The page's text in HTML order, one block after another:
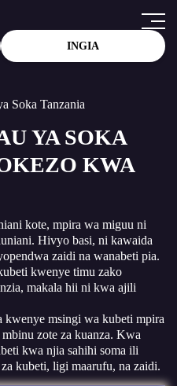
INGIA
Soka Tanzania
YA SOKA
KWA
kote, mpira wa miguu ni
Hivyo basi, ni kawaida
zaidi na wanabeti pia.
kwenye timu zako
makala hii ni kwa ajili
kwenye msingi wa kubeti mpira
zote za kuanza. Kwa
kwa njia sahihi soma ili
kubeti, ligi maarufu, na zaidi.